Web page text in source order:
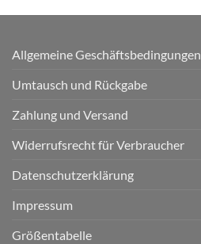
Allgemeine Geschäftsbedingungen
Umtausch und Rückgabe
Zahlung und Versand
Widerrufsrecht für Verbraucher
Datenschutzerklärung
Impressum
Größentabelle